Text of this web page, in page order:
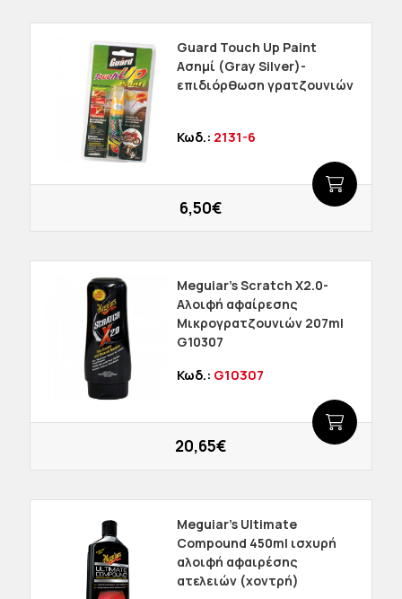
Guard Touch Up Paint
Aσημί (Gray Silver)-
επιδιόρθωση γρατζουνιών
Κωδ.: 2131-6
6,50€
Meguiar's Scratch X2.0-
Αλοιφή αφαίρεσης
Μικρογρατζουνιών 207ml
G10307
Κωδ.: G10307
20,65€
Meguiar's Ultimate
Compound 450ml ισχυρή
αλοιφή αφαιρέσης
ατελειών (χοντρή)